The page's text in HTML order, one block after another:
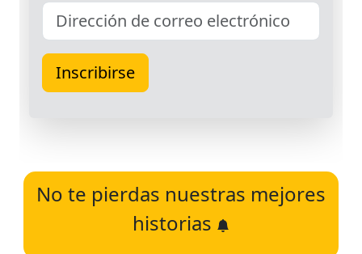
No te pierdas nuestras mejores
historias